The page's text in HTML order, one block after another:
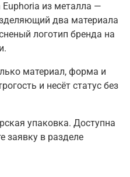
из металла —
два материала
логотип бренда на
материал, форма и
и несёт статус без
упаковка. Доступна
заявку в разделе